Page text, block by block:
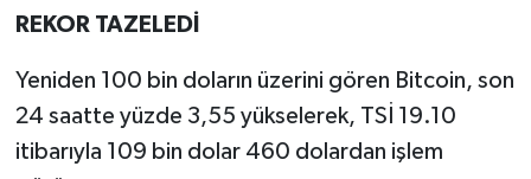
REKOR TAZELEDİ
Yeniden 100 bin doların üzerini gören Bitcoin, son
24 saatte yüzde 3,55 yükselerek, TSİ 19.10
itibarıyla 109 bin dolar 460 dolardan işlem